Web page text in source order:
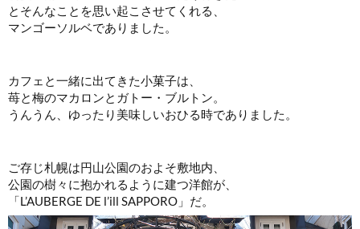
とそんなことを思い起こさせてくれる、
マンゴーソルベでありました。
カフェと一緒に出てきた小菓子は、
苺と梅のマカロンとガトー・ブルトン。
うんうん、ゆったり美味しいおひる時でありました。
ご存じ札幌は円山公園のおよそ敷地内、
公園の樹々に抱かれるように建つ洋館が、
「L’AUBERGE DE l’ill SAPPORO」だ。